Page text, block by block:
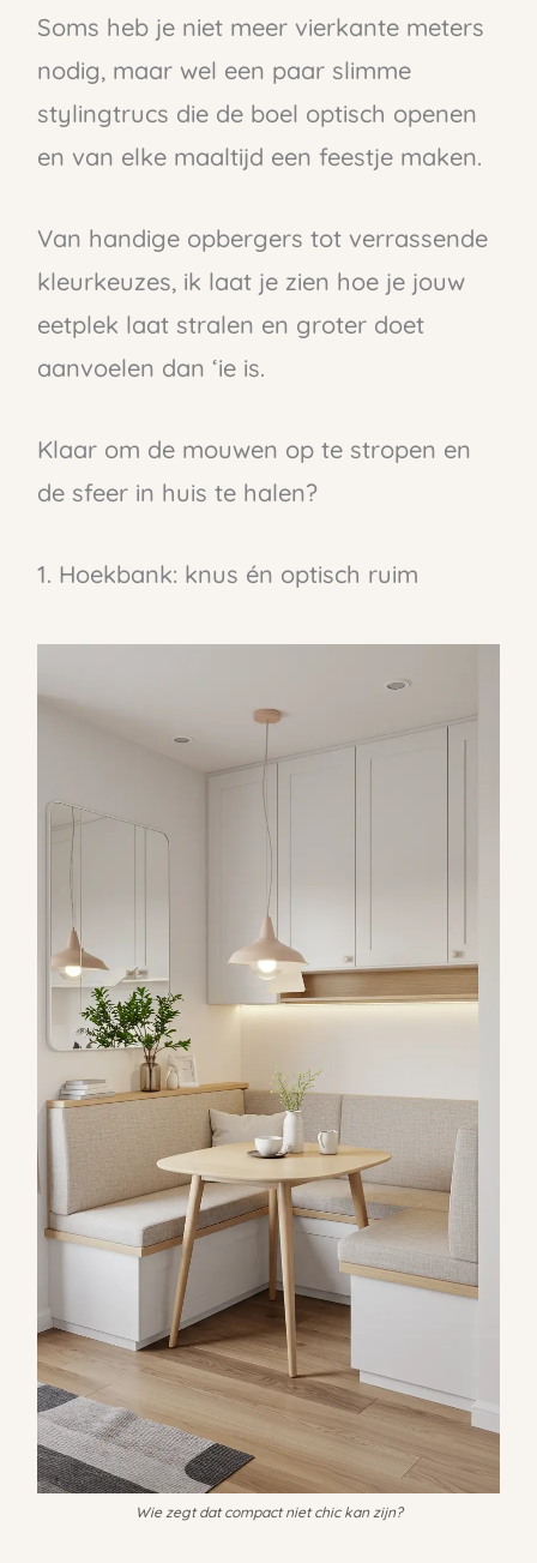
Soms heb je niet meer vierkante meters
nodig, maar wel een paar slimme
stylingtrucs die de boel optisch openen
en van elke maaltijd een feestje maken.
Van handige opbergers tot verrassende
kleurkeuzes, ik laat je zien hoe je jouw
eetplek laat stralen en groter doet
aanvoelen dan ‘ie is.
Klaar om de mouwen op te stropen en
de sfeer in huis te halen?
1. Hoekbank: knus én optisch ruim
Wie zegt dat compact niet chic kan zijn?